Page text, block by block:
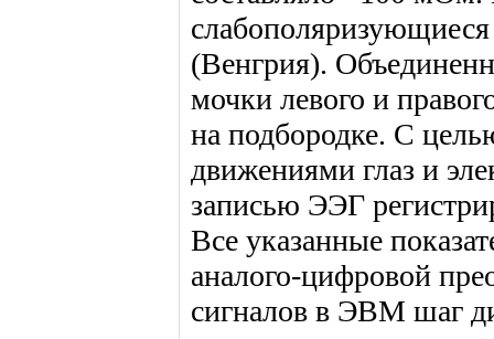
(Венгрия).
мочки левого и
на подбородке. С
движениями глаз и
записью ЭЭГ
Все указанные
аналого-цифровой
сигналов в ЭВМ шаг